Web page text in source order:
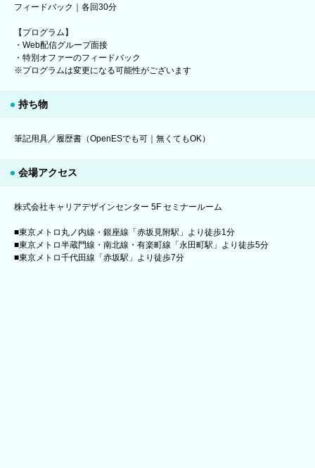
フィードバック｜各回30分
【プログラム】
・Web配信グループ面接
・特別オファーのフィードバック
※プログラムは変更になる可能性がございます
持ち物
筆記用具／履歴書（OpenESでも可｜無くてもOK）
会場アクセス
株式会社キャリアデザインセンター 5F セミナールーム
■東京メトロ丸ノ内線・銀座線「赤坂見附駅」より徒歩1分
■東京メトロ半蔵門線・南北線・有楽町線「永田町駅」より徒歩5分
■東京メトロ千代田線「赤坂駅」より徒歩7分